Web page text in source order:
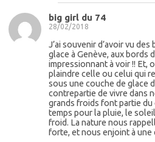
big girl du 74
28/02/2018
J’ai souvenir d’avoir vu
glace à Genève, aux bords
impressionnant à voir !! Et,
plaindre celle ou celui qui
sous une couche de glace
contrepartie de vivre dans
grands froids font partie du
temps pour la pluie, le
froid. La nature nous
forte, et nous enjoint à une